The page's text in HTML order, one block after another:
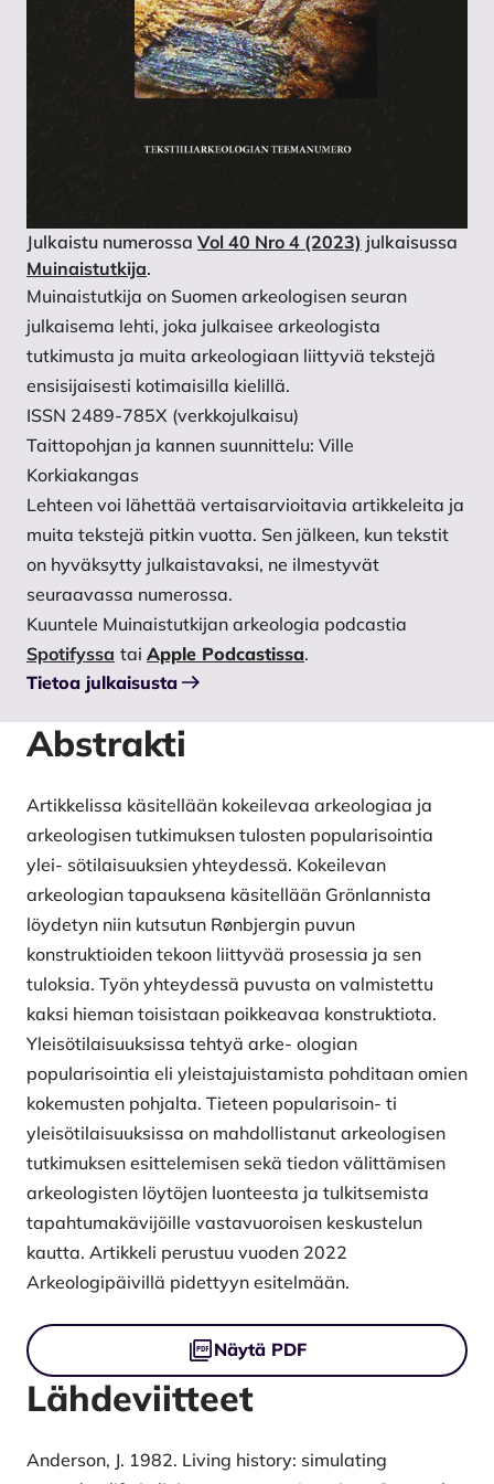
Julkaistu numerossa Vol 40 Nro 4 (2023) julkaisussa
Muinaistutkija.
Muinaistutkija on Suomen arkeologisen seuran
julkaisema lehti, joka julkaisee arkeologista
tutkimusta ja muita arkeologiaan liittyviä tekstejä
ensisijaisesti kotimaisilla kielillä.
ISSN 2489-785X (verkkojulkaisu)
Taittopohjan ja kannen suunnittelu: Ville
Korkiakangas
Lehteen voi lähettää vertaisarvioitavia artikkeleita ja
muita tekstejä pitkin vuotta. Sen jälkeen, kun tekstit
on hyväksytty julkaistavaksi, ne ilmestyvät
seuraavassa numerossa.
Kuuntele Muinaistutkijan arkeologia podcastia
Spotifyssa tai Apple Podcastissa.
Tietoa julkaisusta
Abstrakti
Artikkelissa käsitellään kokeilevaa arkeologiaa ja
arkeologisen tutkimuksen tulosten popularisointia
ylei- sötilaisuuksien yhteydessä. Kokeilevan
arkeologian tapauksena käsitellään Grönlannista
löydetyn niin kutsutun Rønbjergin puvun
konstruktioiden tekoon liittyvää prosessia ja sen
tuloksia. Työn yhteydessä puvusta on valmistettu
kaksi hieman toisistaan poikkeavaa konstruktiota.
Yleisötilaisuuksissa tehtyä arke- ologian
popularisointia eli yleistajuistamista pohditaan omien
kokemusten pohjalta. Tieteen popularisoin- ti
yleisötilaisuuksissa on mahdollistanut arkeologisen
tutkimuksen esittelemisen sekä tiedon välittämisen
arkeologisten löytöjen luonteesta ja tulkitsemista
tapahtumakävijöille vastavuoroisen keskustelun
kautta. Artikkeli perustuu vuoden 2022
Arkeologipäivillä pidettyyn esitelmään.
Tiedostot
Näytä PDF
Lähdeviitteet
Anderson, J. 1982. Living history: simulating